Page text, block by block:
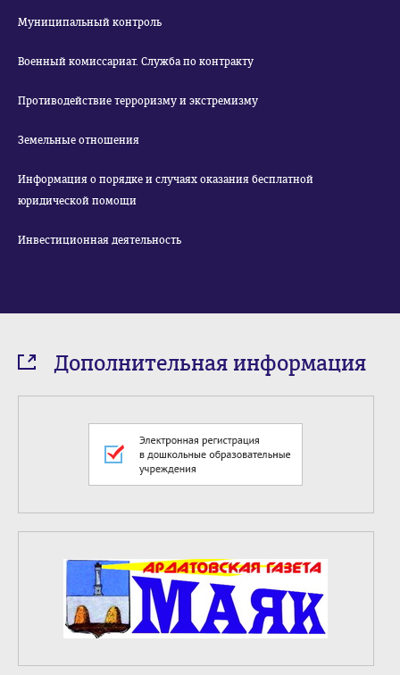
Муниципальный контроль
Военный комиссариат. Служба по контракту
Противодействие терроризму и экстремизму
Земельные отношения
Информация о порядке и случаях оказания бесплатной
юридической помощи
Инвестиционная деятельность
Дополнительная информация